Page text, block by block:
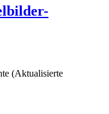
(Aktualisierte